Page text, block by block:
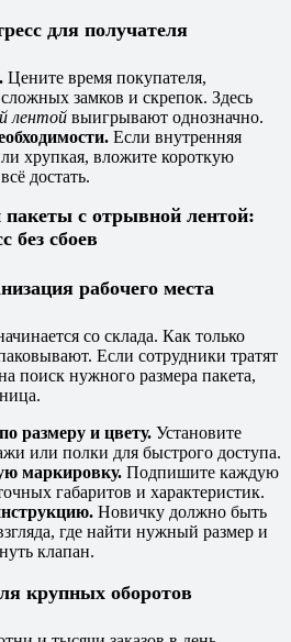
для получателя
Цените время покупателя,
замков и скрепок. Здесь
лентой выигрывают однозначно.
Если внутренняя
хрупкая, вложите короткую
достать.
пакеты с отрывной лентой:
без сбоев
рабочего места
со склада. Как только
Если сотрудники тратят
поиск нужного размера пакета,
размеру и цвету. Установите
или полки для быстрого доступа.
маркировку. Подпишите каждую
габаритов и характеристик.
Новичку должно быть
где найти нужный размер и
клапан.
крупных оборотов